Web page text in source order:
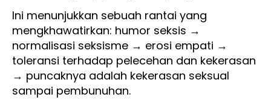
Ini menunjukkan sebuah rantai yang
mengkhawatirkan: humor seksis →
normalisasi seksisme → erosi empati →
toleransi terhadap pelecehan dan kekerasan
→ puncaknya adalah kekerasan seksual
sampai pembunuhan.